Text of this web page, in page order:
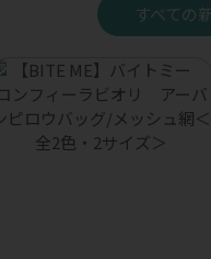
すべての